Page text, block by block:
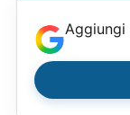
Aggiungi